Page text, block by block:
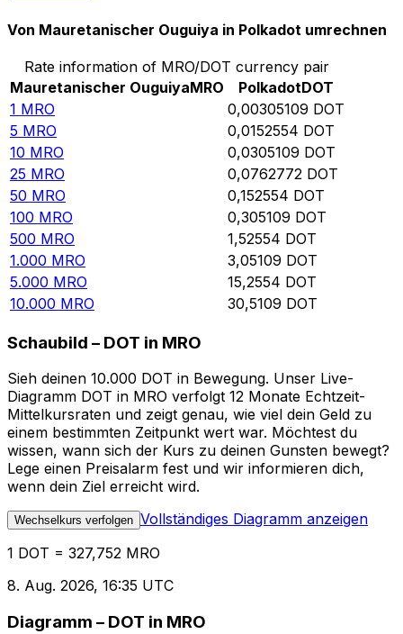
Von Mauretanischer Ouguiya in Polkadot umrechnen
Rate information of MRO/DOT currency pair
Mauretanischer OuguiyaMRO PolkadotDOT
1 MRO 0,00305109 DOT
5 MRO 0,0152554 DOT
10 MRO 0,0305109 DOT
25 MRO 0,0762772 DOT
50 MRO 0,152554 DOT
100 MRO 0,305109 DOT
500 MRO 1,52554 DOT
1.000 MRO 3,05109 DOT
5.000 MRO 15,2554 DOT
10.000 MRO 30,5109 DOT
Schaubild – DOT in MRO
Sieh deinen 10.000 DOT in Bewegung. Unser Live-
Diagramm DOT in MRO verfolgt 12 Monate Echtzeit-
Mittelkursraten und zeigt genau, wie viel dein Geld zu
einem bestimmten Zeitpunkt wert war. Möchtest du
wissen, wann sich der Kurs zu deinen Gunsten bewegt?
Lege einen Preisalarm fest und wir informieren dich,
wenn dein Ziel erreicht wird.
Wechselkurs verfolgen Vollständiges Diagramm anzeigen
1 DOT = 327,752 MRO
8. Aug. 2026, 16:35 UTC
Diagramm – DOT in MRO